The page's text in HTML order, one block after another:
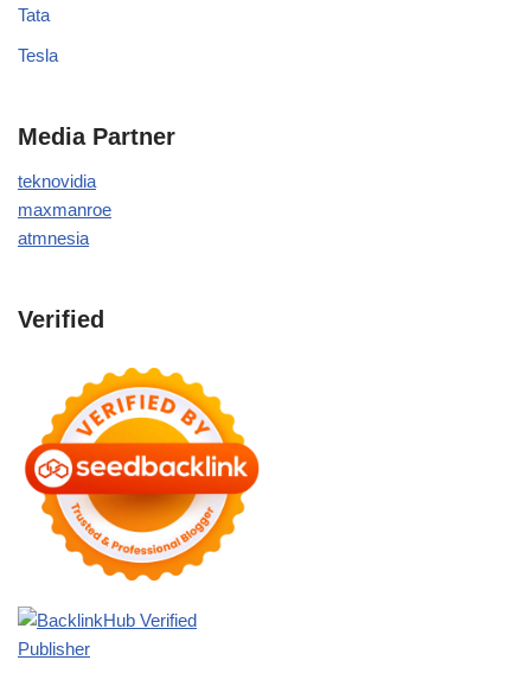
Tata
Tesla
Media Partner
teknovidia
maxmanroe
atmnesia
Verified